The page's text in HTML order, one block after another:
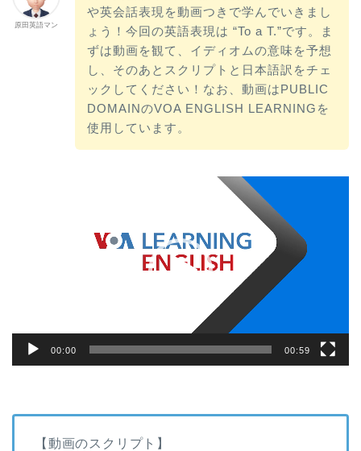
原田英語マン
や英会話表現を動画つきで学んでいきまし
ょう！今回の英語表現は “To a T.”です。ま
ずは動画を観て、イディオムの意味を予想
し、そのあとスクリプトと日本語訳をチェ
ックしてください！なお、動画はPUBLIC
DOMAINのVOA ENGLISH LEARNINGを
使用しています。
00:00 00:59
【動画のスクリプト】